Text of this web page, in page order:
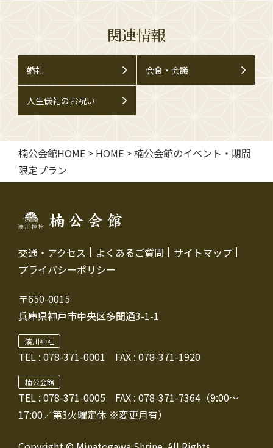
関連情報
婚礼 会食・会議
人生儀礼のお祝い
楠公会館HOME > HOME >楠公会館のイベント・期間
限定プラン
交通・アクセス よくあるご質問
サイトマップ
プライバシーポリシー
〒650-0015
兵庫県神戸市中央区多聞通3-1-1
湊川神社
TEL : 078-371-0001 FAX : 078-371-1920
楠公会館
TEL : 078-371-0005 FAX : 078-371-7364（9:00～
17:00／第3火曜定休 ※変更月有）